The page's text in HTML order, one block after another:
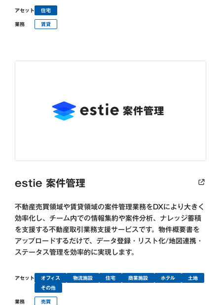
アセット 住宅
業務 賃貸
estie 案件管理
不動産売買領域や賃貸領域の案件管理業務をDXにより大きく
効率化し、チーム内での情報集約や案件分析、ナレッジ蓄積
を支援する不動産取引業務支援サービスです。物件概要書を
アップロードするだけで、データ登録・リスト化/地図連携・
ステータス管理を効率的に実現します。
アセット オフィス 物流施設 住宅 商業施設 ホテル
土地
その他
業務 売買